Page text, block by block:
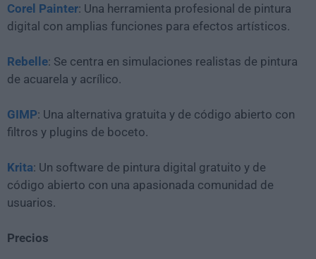
Corel Painter: Una herramienta profesional de pintura
digital con amplias funciones para efectos artísticos.
Rebelle: Se centra en simulaciones realistas de pintura
de acuarela y acrílico.
GIMP: Una alternativa gratuita y de código abierto con
filtros y plugins de boceto.
Krita: Un software de pintura digital gratuito y de
código abierto con una apasionada comunidad de
usuarios.
Precios